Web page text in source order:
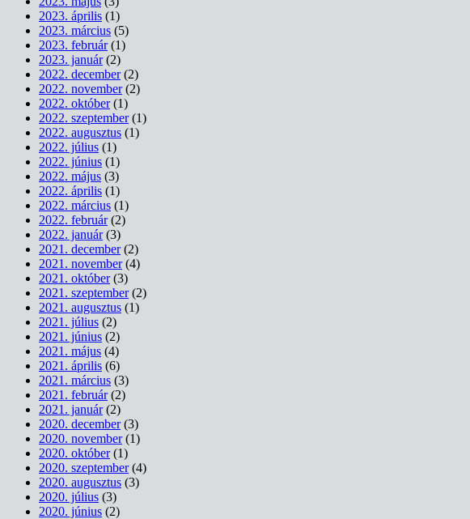
2023. április (1)
2023. március (5)
2023. február(1)
2023. január(2)
2022. december(2)
2022. november(2)
2022. október(1)
2022. szeptember(1)
2022. augusztus (1)
2022. július (1)
2022. június (1)
2022. május (3)
2022. április (1)
2022. március (1)
2022. február(2)
2022. január(3)
2021. december(2)
2021. november(4)
2021. október(3)
2021. szeptember(2)
2021. augusztus (1)
2021. július (2)
2021. június (2)
2021. május (4)
2021. április (6)
2021. március (3)
2021. február(2)
2021. január(2)
2020. december(3)
2020. november(1)
2020. október(1)
2020. szeptember(4)
2020. augusztus (3)
2020. július (3)
2020. június (2)